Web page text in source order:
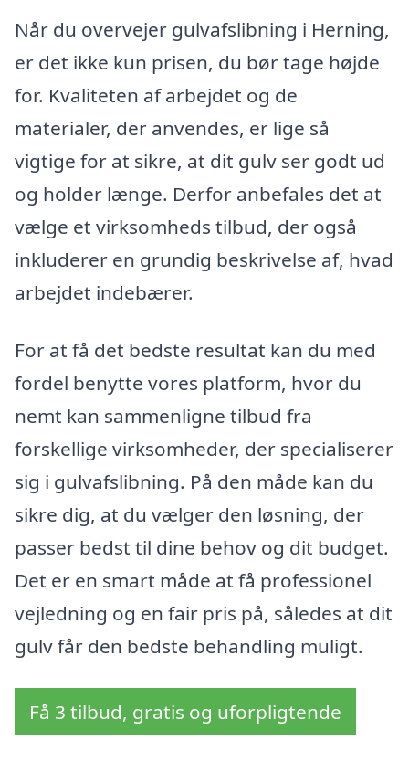
Når du overvejer gulvafslibning i Herning,
er det ikke kun prisen, du bør tage højde
for. Kvaliteten af arbejdet og de
materialer, der anvendes, er lige så
vigtige for at sikre, at dit gulv ser godt ud
og holder længe. Derfor anbefales det at
vælge et virksomheds tilbud, der også
inkluderer en grundig beskrivelse af, hvad
arbejdet indebærer.
For at få det bedste resultat kan du med
fordel benytte vores platform, hvor du
nemt kan sammenligne tilbud fra
forskellige virksomheder, der specialiserer
sig i gulvafslibning. På den måde kan du
sikre dig, at du vælger den løsning, der
passer bedst til dine behov og dit budget.
Det er en smart måde at få professionel
vejledning og en fair pris på, således at dit
gulv får den bedste behandling muligt.
Få 3 tilbud, gratis og uforpligtende